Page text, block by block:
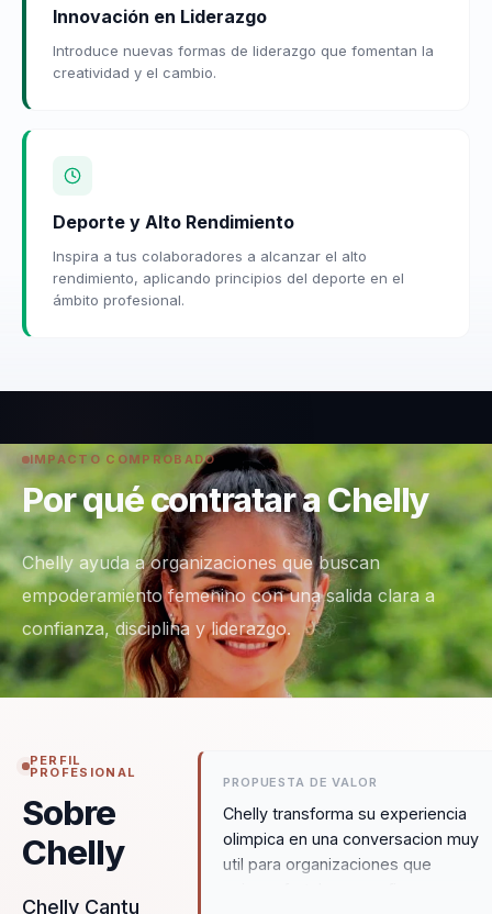
Innovación en Liderazgo
Introduce nuevas formas de liderazgo que fomentan la
creatividad y el cambio.
Deporte y Alto Rendimiento
Inspira a tus colaboradores a alcanzar el alto
rendimiento, aplicando principios del deporte en el
ámbito profesional.
IMPACTO COMPROBADO
Por qué contratar a Chelly
Chelly ayuda a organizaciones que buscan
empoderamiento femenino con una salida clara a
confianza, disciplina y liderazgo.
PERFIL
PROFESIONAL
Sobre
Chelly
Chelly Cantu
PROPUESTA DE VALOR
Chelly transforma su experiencia
olimpica en una conversacion muy
util para organizaciones que